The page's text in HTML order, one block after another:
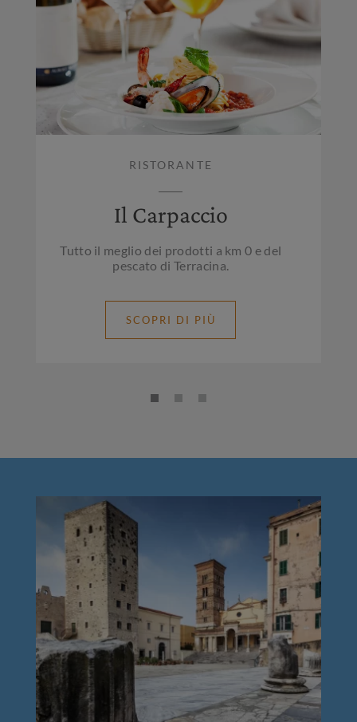
RISTORANTE
Il Carpaccio
Tutto il meglio dei prodotti a km 0 e del
pescato di Terracina.
SCOPRI DI PIÙ